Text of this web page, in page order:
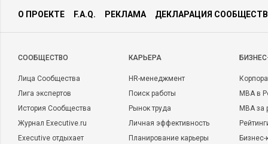
О ПРОЕКТЕ F.A.Q. РЕКЛАМА ДЕКЛАРАЦИЯ
CООБЩЕСТВО
Лица Сообщества
Лига экспертов
История Сообщества
Журнал Executive.ru
Executive отдыхает
КАРЬЕРА
HR-менеджмент
Поиск работы
Рынок труда
Личная эффективность
Планирование карьеры
MBA в
MBA
Бизнес-